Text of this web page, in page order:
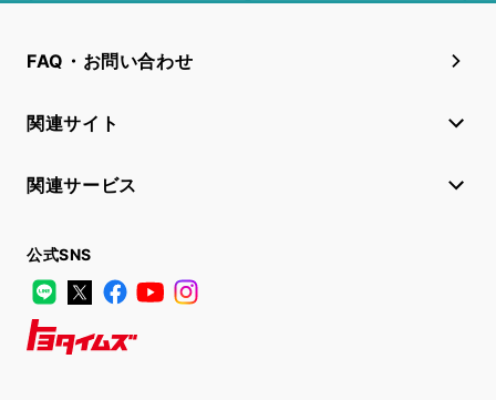
FAQ・お問い合わせ
関連サイト
関連サービス
公式SNS
LINE
X FacebookYouTube